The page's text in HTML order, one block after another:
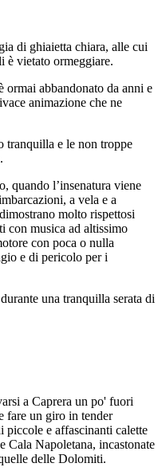
di ghiaietta chiara, alle cui
è vietato ormeggiare.
abbandonato da anni e
animazione che ne
tranquilla e le non troppe
quando l’insenatura viene
a vela e a
molto rispettosi
con musica ad altissimo
con poca o nulla
e di pericolo per i
una tranquilla serata di
a Caprera un po' fuori
fare un giro in tender
piccole e affascinanti calette
Cala Napoletana, incastonate
delle Dolomiti.